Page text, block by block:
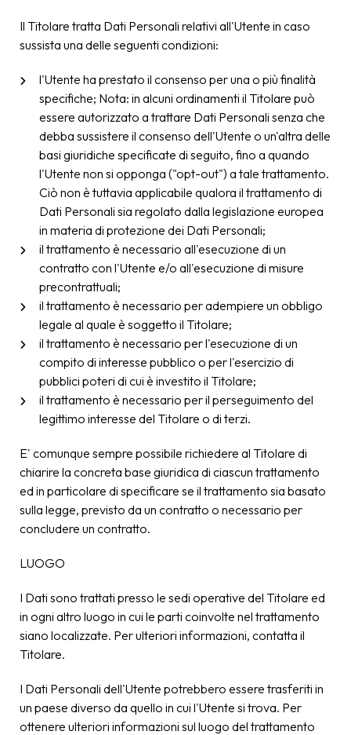
Il Titolare tratta Dati Personali relativi all'Utente in caso
sussista una delle seguenti condizioni:
l'Utente ha prestato il consenso per una o più finalità
specifiche; Nota: in alcuni ordinamenti il Titolare può
essere autorizzato a trattare Dati Personali senza che
debba sussistere il consenso dell'Utente o un'altra delle
basi giuridiche specificate di seguito, fino a quando
l'Utente non si opponga ("opt-out") a tale trattamento.
Ciò non è tuttavia applicabile qualora il trattamento di
Dati Personali sia regolato dalla legislazione europea
in materia di protezione dei Dati Personali;
il trattamento è necessario all'esecuzione di un
contratto con l'Utente e/o all'esecuzione di misure
precontrattuali;
il trattamento è necessario per adempiere un obbligo
legale al quale è soggetto il Titolare;
il trattamento è necessario per l'esecuzione di un
compito di interesse pubblico o per l'esercizio di
pubblici poteri di cui è investito il Titolare;
il trattamento è necessario per il perseguimento del
legittimo interesse del Titolare o di terzi.
E' comunque sempre possibile richiedere al Titolare di
chiarire la concreta base giuridica di ciascun trattamento
ed in particolare di specificare se il trattamento sia basato
sulla legge, previsto da un contratto o necessario per
concludere un contratto.
LUOGO
I Dati sono trattati presso le sedi operative del Titolare ed
in ogni altro luogo in cui le parti coinvolte nel trattamento
siano localizzate. Per ulteriori informazioni, contatta il
Titolare.
I Dati Personali dell'Utente potrebbero essere trasferiti in
un paese diverso da quello in cui l'Utente si trova. Per
ottenere ulteriori informazioni sul luogo del trattamento